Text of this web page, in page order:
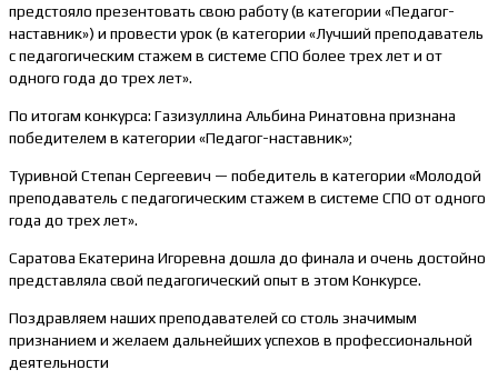
предстояло презентовать свою работу (в категории «Педагог-
наставник») и провести урок (в категории «Лучший преподаватель
с педагогическим стажем в системе СПО более трех лет и от
одного года до трех лет».
По итогам конкурса: Газизуллина Альбина Ринатовна признана
победителем в категории «Педагог-наставник»;
Туривной Степан Сергеевич — победитель в категории «Молодой
преподаватель с педагогическим стажем в системе СПО от одного
года до трех лет».
Саратова Екатерина Игоревна дошла до финала и очень достойно
представляла свой педагогический опыт в этом Конкурсе.
Поздравляем наших преподавателей со столь значимым
признанием и желаем дальнейших успехов в профессиональной
деятельности